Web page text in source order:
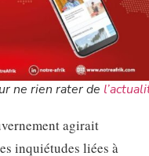
ne rien rater de
agirait
inquiétudes liées à